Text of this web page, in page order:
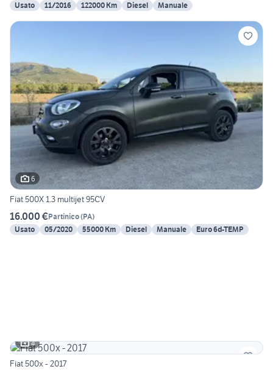
Usato
11/2016 122000 Km Diesel Manuale
6
Fiat 500X 1.3 multijet 95CV
16.000 €Partinico(PA)
Usato
05/2020 55000 Km Diesel Manuale Euro 6d-TEMP
4
Fiat 500x - 2017